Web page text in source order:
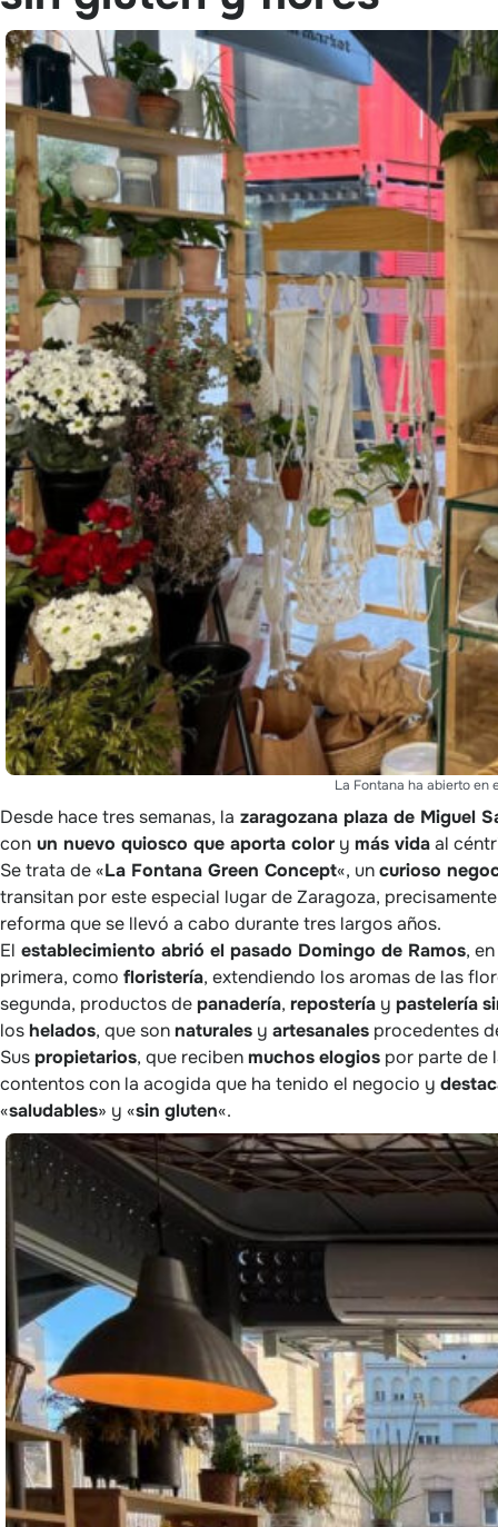
La Fontana ha abierto en
Desde hace tres semanas, la zaragozana plaza de Miguel
con un nuevo quiosco que aporta colory más vidaal
Se trata de «La Fontana Green Concept«, uncurioso
transitan por este especial lugar de Zaragoza,
reforma que se llevó a cabo durante tres largos años.
El establecimiento abrió el pasado Domingo de Ramos,
primera, como floristería, extendiendo los aromas de las
segunda, productos depanadería, repostería y pastelería
loshelados, que sonnaturales y artesanales procedentes
Suspropietarios, que recibenmuchoselogios por parte de
contentos con la acogida que ha tenido el negocio y
«saludables» y «sin gluten«.